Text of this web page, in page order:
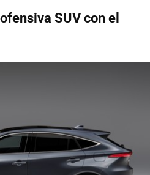
SUV con el